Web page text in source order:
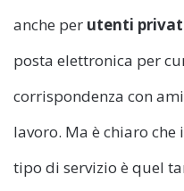
anche per utenti
posta elettronica per
corrispondenza con
lavoro. Ma è chiaro
tipo di servizio è quel